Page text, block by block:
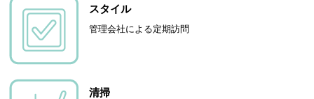
スタイル
管理会社による定期訪問
清掃